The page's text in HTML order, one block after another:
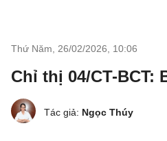
Thứ Năm, 26/02/2026 10:06
Chỉ thị 04/CT-
Tác giả: Ngọc Thúy